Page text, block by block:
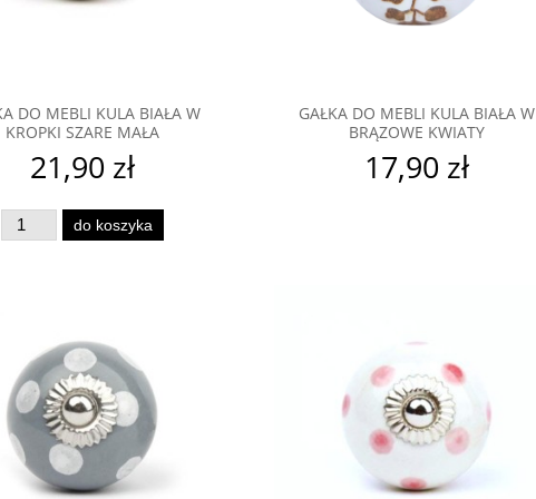
DO MEBLI KULA BIAŁA W
KROPKI SZARE MAŁA
21,90 zł
do koszyka
GAŁKA DO MEBLI KULA BIAŁA W
BRĄZOWE KWIATY
17,90 zł